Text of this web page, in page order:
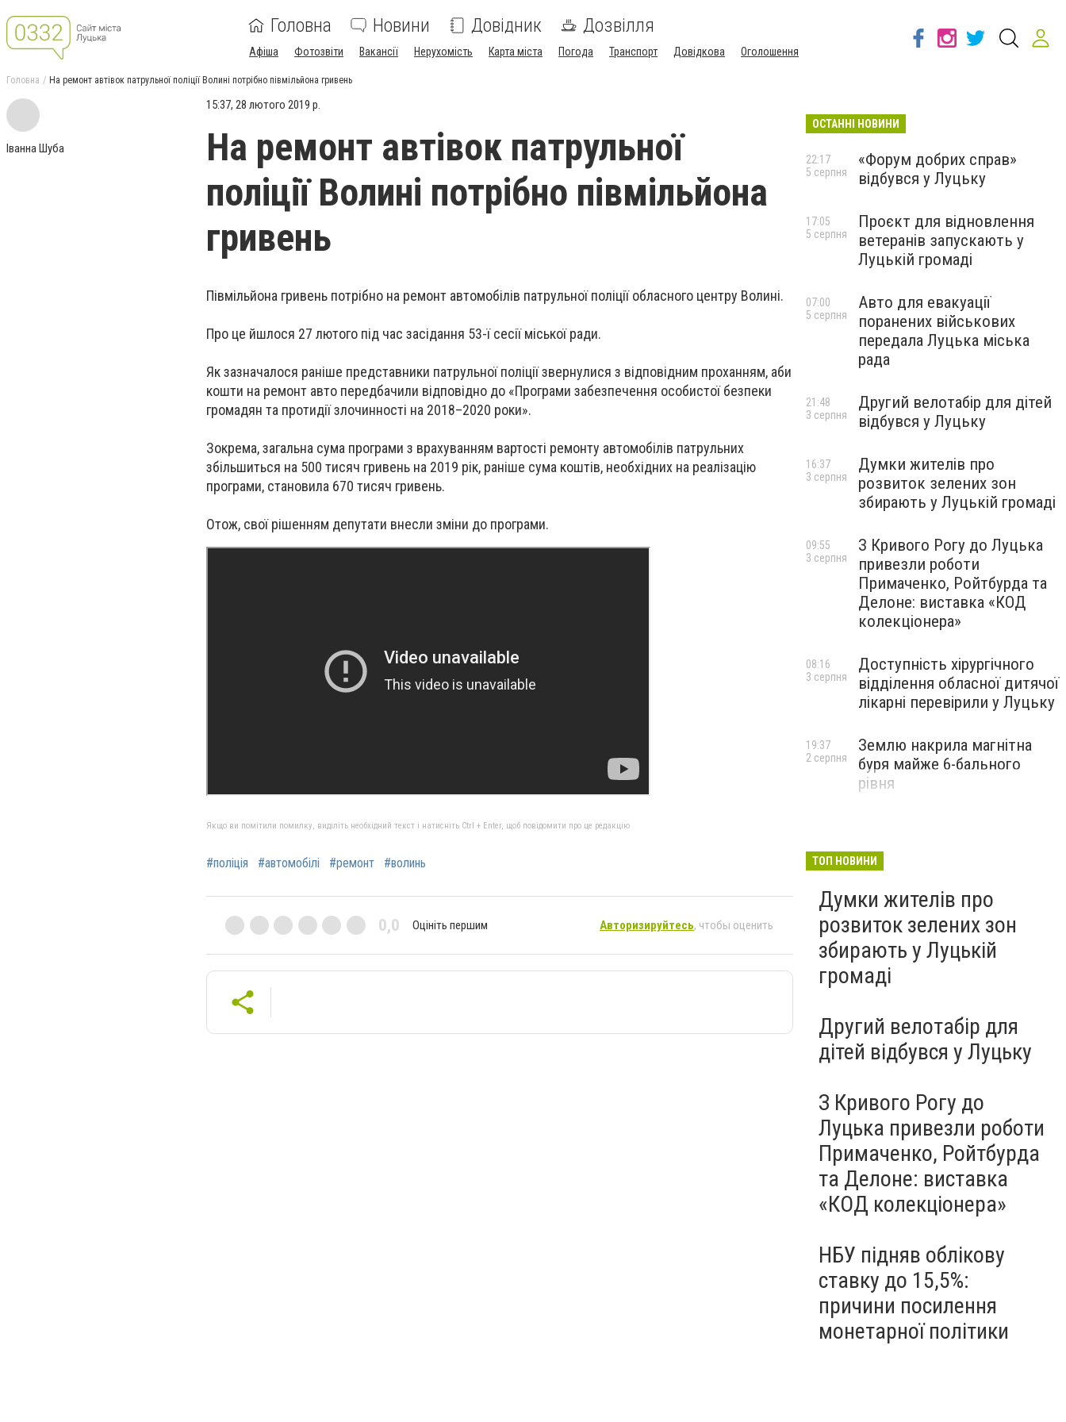
Головна Новини Довідник Дозвілля
Афіша Фотозвіти Вакансії Нерухомість Карта міста Погода Транспорт Довідкова Оголошення
Головна На ремонт автівок патрульної поліції Волині потрібно півмільйона гривень
Іванна Шуба
15:37, 28 лютого 2019 р.
На ремонт автівок патрульної
поліції Волині потрібно півмільйона
гривень
Півмільйона гривень потрібно на ремонт автомобілів патрульної поліції обласного центру Волині.
Про це йшлося 27 лютого під час засідання 53-ї сесії міської ради.
Як зазначалося раніше представники патрульної поліції звернулися з відповідним проханням, аби
кошти на ремонт авто передбачили відповідно до «Програми забезпечення особистої безпеки
громадян та протидії злочинності на 2018–2020 роки».
Зокрема, загальна сума програми з врахуванням вартості ремонту автомобілів патрульних
збільшиться на 500 тисяч гривень на 2019 рік, раніше сума коштів, необхідних на реалізацію
програми, становила 670 тисяч гривень.
Отож, свої рішенням депутати внесли зміни до програми.
Якщо ви помітили помилку, виділіть необхідний текст і натисніть Ctrl + Enter, щоб повідомити про це редакцію
#поліція #автомобілі #ремонт #волинь
0,0 Оцініть першим Авторизируйтесь, чтобы оценить
ОСТАННІ НОВИНИ
«Форум добрих справ»
відбувся у Луцьку
22:17
5 серпня
Проєкт для відновлення
ветеранів запускають у
Луцькій громаді
17:05
5 серпня
Авто для евакуації
поранених військових
передала Луцька міська
рада
07:00
5 серпня
Другий велотабір для дітей
відбувся у Луцьку
21:48
3 серпня
Думки жителів про
розвиток зелених зон
збирають у Луцькій громаді
16:37
3 серпня
З Кривого Рогу до Луцька
привезли роботи
Примаченко, Ройтбурда та
Делоне: виставка «КОД
колекціонера»
09:55
3 серпня
Доступність хірургічного
відділення обласної дитячої
лікарні перевірили у Луцьку
08:16
3 серпня
Землю накрила магнітна
буря майже 6-бального
рівня
19:37
2 серпня
ТОП НОВИНИ
Думки жителів про
розвиток зелених зон
збирають у Луцькій
громаді
Другий велотабір для
дітей відбувся у Луцьку
З Кривого Рогу до
Луцька привезли роботи
Примаченко, Ройтбурда
та Делоне: виставка
«КОД колекціонера»
НБУ підняв облікову
ставку до 15,5%:
причини посилення
монетарної політики